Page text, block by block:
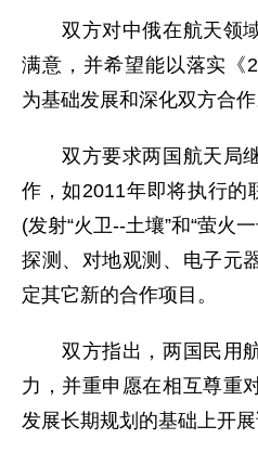
双方对中俄在航天领域
满意，并希望能以落实《
为基础发展和深化双方合作
双方要求两国航天局继
作，如2011年即将执行的
(发射“火卫--土壤”和“萤火
探测、对地观测、电子元
定其它新的合作项目。
双方指出，两国民用航
力，并重申愿在相互尊重
发展长期规划的基础上开展